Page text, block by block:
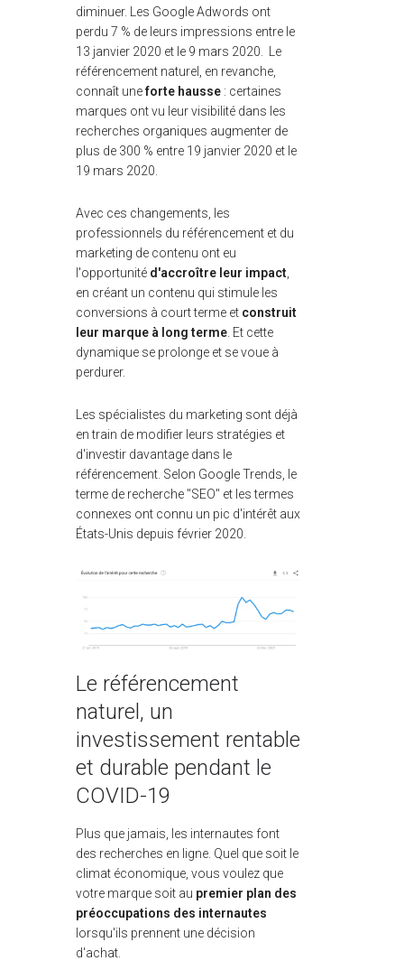
diminuer. Les Google Adwords ont
perdu 7 % de leurs impressions entre le
13 janvier 2020 et le 9 mars 2020. Le
référencement naturel, en revanche,
connaît uneforte hausse : certaines
marques ont vu leur visibilité dans les
recherches organiques augmenter de
plus de 300 % entre 19 janvier 2020 et le
19 mars 2020.
Avec ces changements, les
professionnels du référencement et du
marketing de contenu ont eu
l'opportunité d'accroître leur impact
en créant un contenu qui stimule les
conversions à court terme et construit
leur marque à long terme . Et cette
dynamique se prolonge et se voue à
perdurer.
Les spécialistes du marketing sont déjà
en train de modifier leurs stratégies et
d'investir davantage dans le
référencement. Selon Google Trends, le
terme de recherche "SEO" et les termes
connexes ont connu un pic d'intérêt aux
États-Unis depuis février 2020.
Le référencement
naturel, un
investissement rentable
et durable pendant le
COVID-19
Plus que jamais, les internautes font
des recherches en ligne. Quel que soit le
climat économique, vous voulez que
votre marque soit au premier plan des
préoccupations des internautes
lorsqu'ils prennent une décision
d'achat.